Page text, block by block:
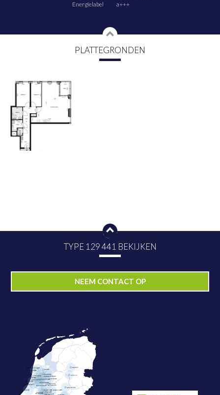
Energielabel
a+++
PLATTEGRONDEN
TYPE 129 441 BEKIJKEN
PLAN NU BEZICHTIGING
NEEM CONTACT OP